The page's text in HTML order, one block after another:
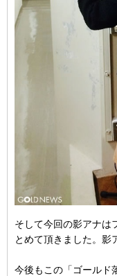
そして今回の影アナは
とめて頂きました。影
今後もこの「ゴールド